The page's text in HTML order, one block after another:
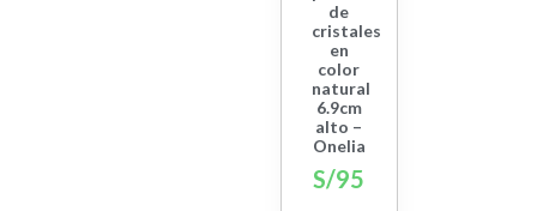
de
cristales
en
color
natural
6.9cm
alto –
Onelia
S/95